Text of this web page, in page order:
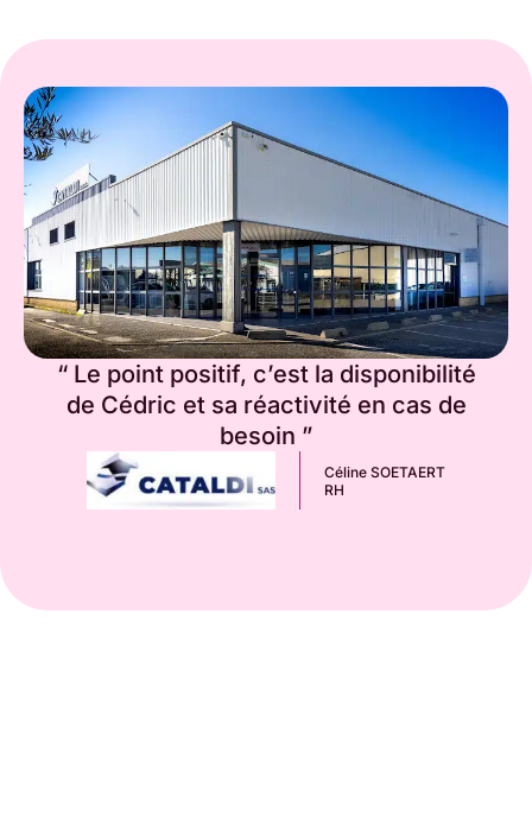
“ Le point positif, c’est la disponibilité
de Cédric et sa réactivité en cas de
besoin ”
Céline SOETAERT
RH